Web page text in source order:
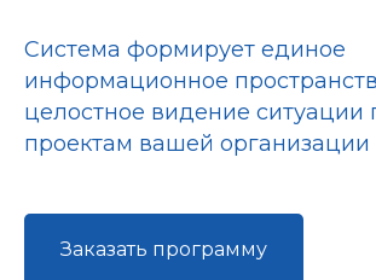
Система формирует единое
информационное
целостное видение ситуации
проектам вашей организации
Заказать программу